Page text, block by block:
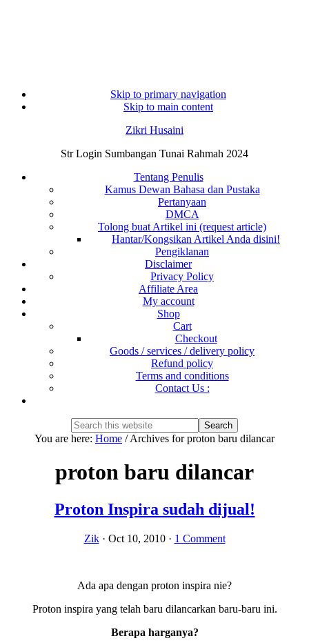
Skip to primary navigation
Skip to main content
Zikri Husaini
Str Login Sumbangan Tunai Rahmah 2024
Tentang Penulis
Kamus Dewan Bahasa dan Pustaka
Pertanyaan
DMCA
Tolong buat Artikel ini (request article)
Hantar/Kongsikan Artikel Anda disini!
Pengiklanan
Disclaimer
Privacy Policy
Affiliate Area
My account
Shop
Cart
Checkout
Goods / services / delivery policy
Refund policy
Terms and conditions
Contact Us :
Search
this
Hide
You are here: Home /Archives for proton baru dilancar
proton baru dilancar
Proton Inspira sudah dijual!
Zik· Oct 10, 2010· 1 Comment
Ada apa dengan proton inspira nie?
Proton inspira yang telah baru dilancarkan baru-baru ini.
Berapa harganya?